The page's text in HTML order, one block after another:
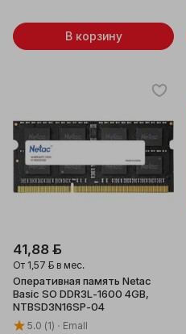
В корзину
41,88 ƃ
От 1,57 ƃ в мес.
Оперативная память Netac
Basic SO DDR3L-1600 4GB,
NTBSD3N16SP-04
5.0 (1)
Emall